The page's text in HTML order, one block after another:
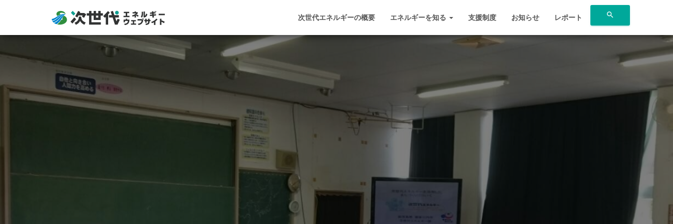
search
次世代エネルギーの概要 エネルギーを知る 支援制度 お知らせ レポート